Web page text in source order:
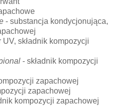
- substancja kondycjonująca,
UV, składnik kompozycji
- składnik kompozycji
zapachowej
zapachowej
kompozycji zapachowej